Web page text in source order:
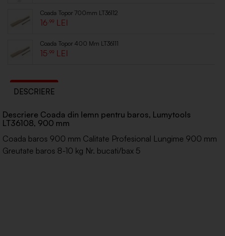
Coada Topor 700mm LT36112
16 .99
Coada Topor 400 Mm LT36111
15 .99
DESCRIERE
Descriere Coada din lemn pentru baros, Lumytools
LT36108, 900 mm
Coada baros 900 mm Calitate Profesional Lungime 900 mm
Greutate baros 8-10 kg Nr. bucati/bax 5